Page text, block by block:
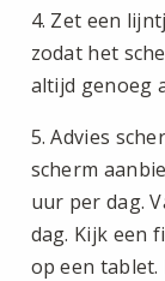
4. Zet een
zodat het
altijd genoeg
5. Advies
scherm
uur per dag.
dag. Kijk een
op een tablet.